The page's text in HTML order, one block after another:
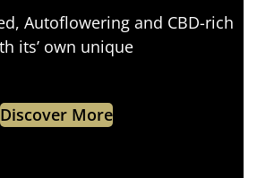
Autoflowering and CBD-rich
its’ own unique
Discover More